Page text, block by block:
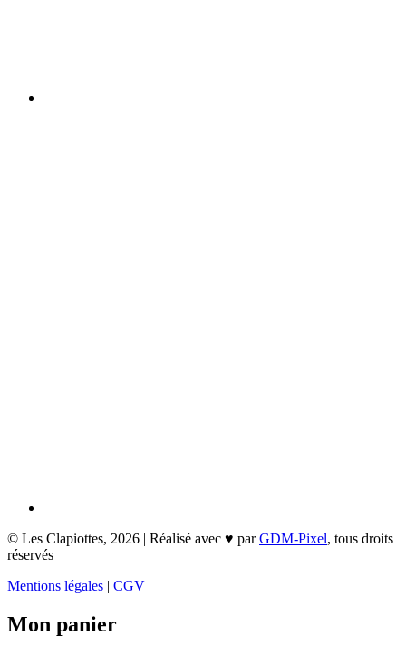
© Les Clapiottes, 2026 | Réalisé avec ♥ parGDM-Pixel, tous droits
réservés
Mentions légales | CGV
Mon panier